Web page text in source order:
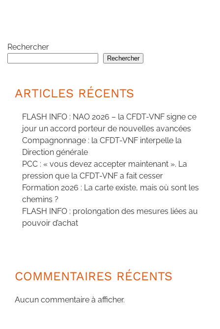
Rechercher
Rechercher
ARTICLES RÉCENTS
FLASH INFO : NAO 2026 – la CFDT-VNF signe ce
jour un accord porteur de nouvelles avancées
Compagnonnage : la CFDT-VNF interpelle la
Direction générale
PCC : « vous devez accepter maintenant ». La
pression que la CFDT-VNF a fait cesser
Formation 2026 : La carte existe, mais où sont les
chemins ?
FLASH INFO : prolongation des mesures liées au
pouvoir d’achat
COMMENTAIRES RÉCENTS
Aucun commentaire à afficher.